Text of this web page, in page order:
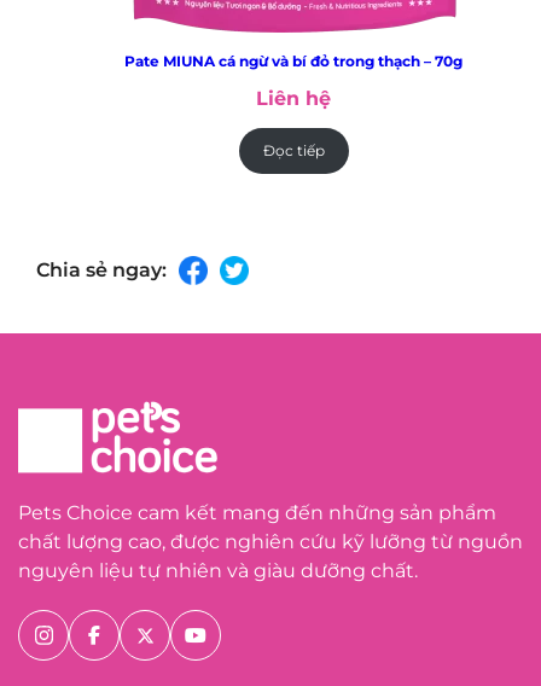
Pate MIUNA cá ngừ và bí đỏ trong thạch – 70g
Liên hệ
Đọc tiếp
Chia sẻ ngay:
Pets Choice cam kết mang đến những sản phẩm
chất lượng cao, được nghiên cứu kỹ lưỡng từ nguồn
nguyên liệu tự nhiên và giàu dưỡng chất.